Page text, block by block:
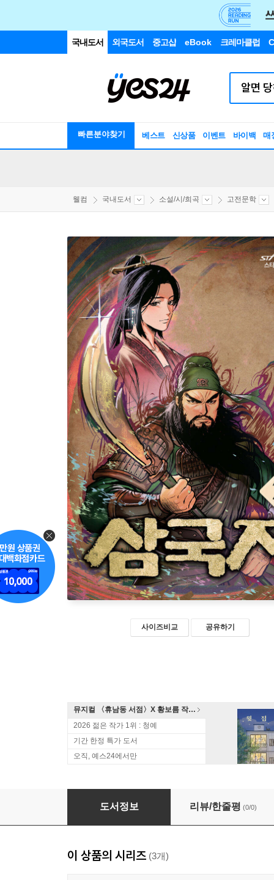
국내도서 외국도서 중고샵 eBook 크레마클럽
빠른분야찾기 베스트 신상품 이벤트 바이백 매
웰컴 국내도서 소설/시/희곡 고전문학
사이즈비교 공유하기
뮤지컬 〈휴남동 서점〉X 황보름 작가 북토크
2026 젊은 작가 1위 : 청예
기간 한정 특가 도서
오직, 예스24에서만
삼국지 2
도서정보 리뷰/한줄평 (0/0)
이 상품의 시리즈 (3개)